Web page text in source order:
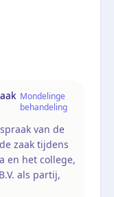
Mondelinge
behandeling
van de
zaak tijdens
en het college,
als partij,